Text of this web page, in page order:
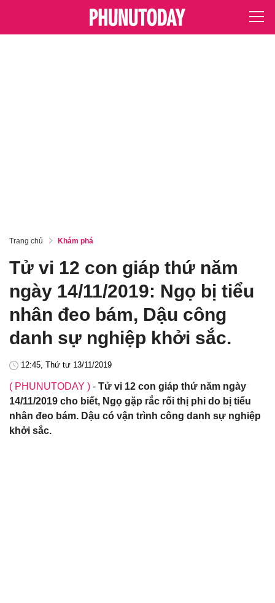
Trang chủ Khám phá
Tử vi 12 con giáp thứ năm
ngày 14/11/2019: Ngọ bị tiểu
nhân đeo bám, Dậu công
danh sự nghiệp khởi sắc.
12:45, Thứ tư 13/11/2019
( PHUNUTODAY ) - Tử vi 12 con giáp thứ năm ngày
14/11/2019 cho biết, Ngọ gặp rắc rối thị phi do bị tiểu
nhân đeo bám. Dậu có vận trình công danh sự nghiệp
khởi sắc.